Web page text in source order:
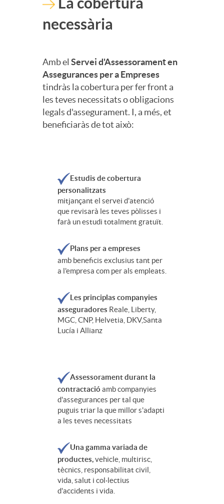
necessària
Amb el Servei d'Assessorament en
Assegurances per a Empreses
tindràs la cobertura per fer front a
les teves necessitats o obligacions
legals d'assegurament. I, a més, et
beneficiaràs de tot això:
Estudis de cobertura
personalitzats
mitjançant el servei d'atenció
que revisarà les teves pòlisses i
farà un estudi totalment gratuït.
Plans per a empreses
amb beneficis exclusius tant per
a l'empresa com per als empleats.
Les principlas companyies
asseguradores Reale, Liberty,
MGC, CNP, Helvetia, DKV,Santa
Lucía i Allianz
Assessorament durant la
contractació amb companyies
d'assegurances per tal que
puguis triar la que millor s'adapti
a les teves necessitats
Una gamma variada de
productes,vehicle, multirisc,
tècnics, responsabilitat civil,
vida, salut i col·lectius
d'accidents i vida.